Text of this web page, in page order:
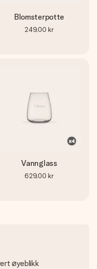
Blomsterpotte
249,00 kr
Vannglass
629,00 kr
øyeblikk